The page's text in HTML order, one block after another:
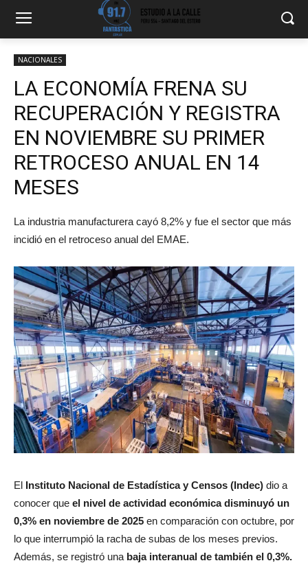
NACIONALES
LA ECONOMÍA FRENA SU
RECUPERACIÓN Y REGISTRA
EN NOVIEMBRE SU PRIMER
RETROCESO ANUAL EN 14
MESES
La industria manufacturera cayó 8,2% y fue el sector que más
incidió en el retroceso anual del EMAE.
El Instituto Nacional de Estadística y Censos (Indec) dio a
conocer que el nivel de actividad económica disminuyó un
0,3% en noviembre de 2025 en comparación con octubre, por
lo que interrumpió la racha de subas de los meses previos.
Además, se registró una baja interanual de también el 0,3%.